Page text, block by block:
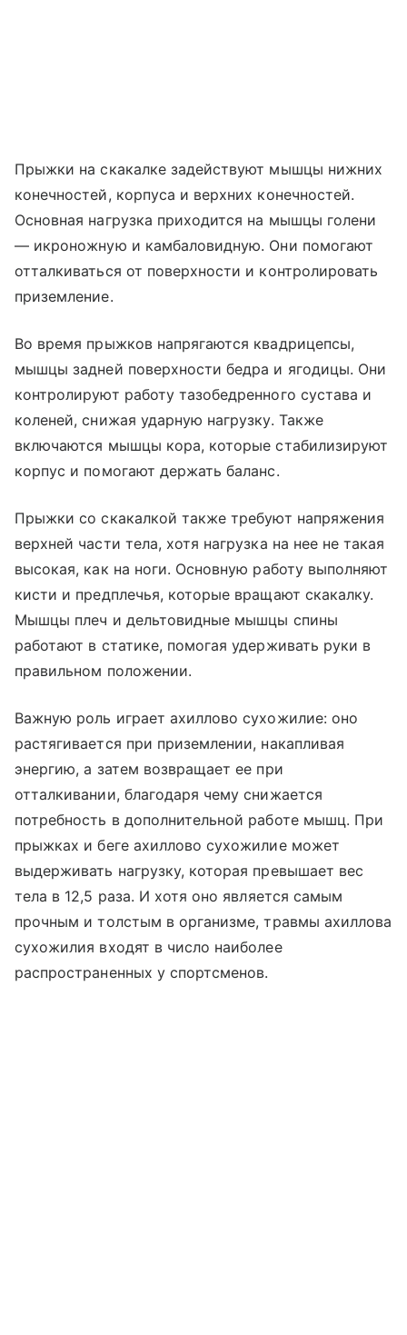
Прыжки на скакалке задействуют мышцы нижних
конечностей, корпуса и верхних конечностей.
Основная нагрузка приходится на мышцы голени
― икроножную и камбаловидную. Они помогают
отталкиваться от поверхности и контролировать
приземление.
Во время прыжков напрягаются квадрицепсы,
мышцы задней поверхности бедра и ягодицы. Они
контролируют работу тазобедренного сустава и
коленей, снижая ударную нагрузку. Также
включаются мышцы кора, которые стабилизируют
корпус и помогают держать баланс.
Прыжки со скакалкой также требуют напряжения
верхней части тела, хотя нагрузка на нее не такая
высокая, как на ноги. Основную работу выполняют
кисти и предплечья, которые вращают скакалку.
Мышцы плеч и дельтовидные мышцы спины
работают в статике, помогая удерживать руки в
правильном положении.
Важную роль играет ахиллово сухожилие: оно
растягивается при приземлении, накапливая
энергию, а затем возвращает ее при
отталкивании, благодаря чему снижается
потребность в дополнительной работе мышц. При
прыжках и беге ахиллово сухожилие может
выдерживать нагрузку, которая превышает вес
тела в 12,5 раза. И хотя оно является самым
прочным и толстым в организме, травмы ахиллова
сухожилия входят в число наиболее
распространенных у спортсменов.